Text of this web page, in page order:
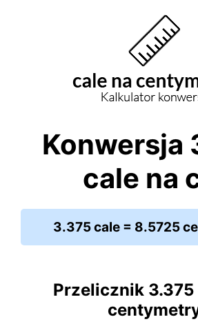
Konwersja
cale na
3.375 cale = 8.5725
Przelicznik 3.375